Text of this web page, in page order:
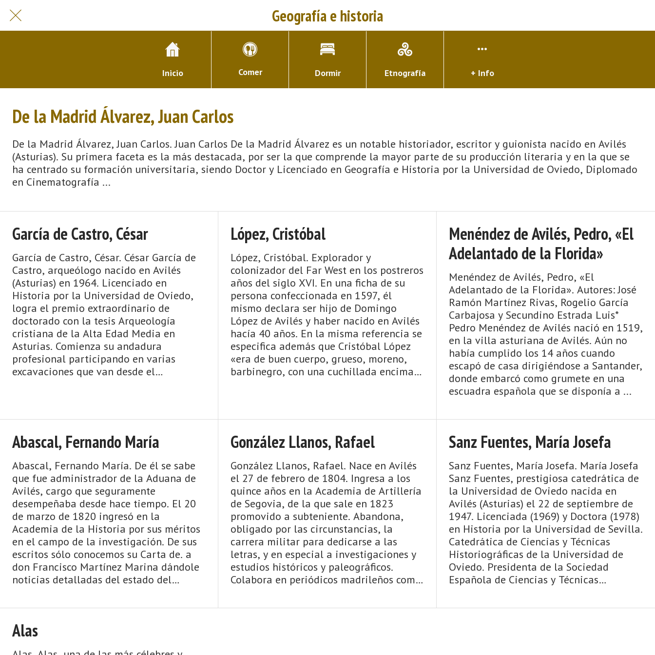
Geografía e historia
Inicio Comer Dormir Etnografía + Info
De la Madrid Álvarez, Juan Carlos
De la Madrid Álvarez, Juan Carlos. Juan Carlos De la Madrid Álvarez es un notable historiador, escritor y guionista nacido en Avilés
(Asturias). Su primera faceta es la más destacada, por ser la que comprende la mayor parte de su producción literaria y en la que se
ha centrado su formación universitaria, siendo Doctor y Licenciado en Geografía e Historia por la Universidad de Oviedo, Diplomado
en Cinematografía ...
García de Castro, César
García de Castro, César. César García de
Castro, arqueólogo nacido en Avilés
(Asturias) en 1964. Licenciado en
Historia por la Universidad de Oviedo,
logra el premio extraordinario de
doctorado con la tesis Arqueología
cristiana de la Alta Edad Media en
Asturias. Comienza su andadura
profesional participando en varias
excavaciones que van desde el
López, Cristóbal
López, Cristóbal. Explorador y
colonizador del Far West en los postreros
años del siglo XVI. En una ficha de su
persona confeccionada en 1597, él
mismo declara ser hijo de Domingo
López de Avilés y haber nacido en Avilés
hacía 40 años. En la misma referencia se
especifica además que Cristóbal López
«era de buen cuerpo, grueso, moreno,
barbinegro, con una cuchillada encima
Menéndez de Avilés, Pedro, «El
Adelantado de la Florida»
Menéndez de Avilés, Pedro, «El
Adelantado de la Florida». Autores: José
Ramón Martínez Rivas, Rogelio García
Carbajosa y Secundino Estrada Luis*
Pedro Menéndez de Avilés nació en 1519,
en la villa asturiana de Avilés. Aún no
había cumplido los 14 años cuando
escapó de casa dirigiéndose a Santander,
donde embarcó como grumete en una
escuadra española que se disponía a ...
Abascal, Fernando María
Abascal, Fernando María. De él se sabe
que fue administrador de la Aduana de
Avilés, cargo que seguramente
desempeñaba desde hace tiempo. El 20
de marzo de 1820 ingresó en la
Academia de la Historia por sus méritos
en el campo de la investigación. De sus
escritos sólo conocemos su Carta de. a
don Francisco Martínez Marina dándole
noticias detalladas del estado del
González Llanos, Rafael
González Llanos, Rafael. Nace en Avilés
el 27 de febrero de 1804. Ingresa a los
quince años en la Academia de Artillería
de Segovia, de la que sale en 1823
promovido a subteniente. Abandona,
obligado por las circunstancias, la
carrera militar para dedicarse a las
letras, y en especial a investigaciones y
estudios históricos y paleográficos.
Colabora en periódicos madrileños como
Sanz Fuentes, María Josefa
Sanz Fuentes, María Josefa. María Josefa
Sanz Fuentes, prestigiosa catedrática de
la Universidad de Oviedo nacida en
Avilés (Asturias) el 22 de septiembre de
1947. Licenciada (1969) y Doctora (1978)
en Historia por la Universidad de Sevilla.
Catedrática de Ciencias y Técnicas
Historiográficas de la Universidad de
Oviedo. Presidenta de la Sociedad
Española de Ciencias y Técnicas
Alas